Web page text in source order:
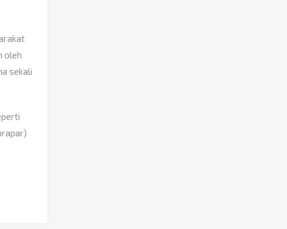
oleh
sekali